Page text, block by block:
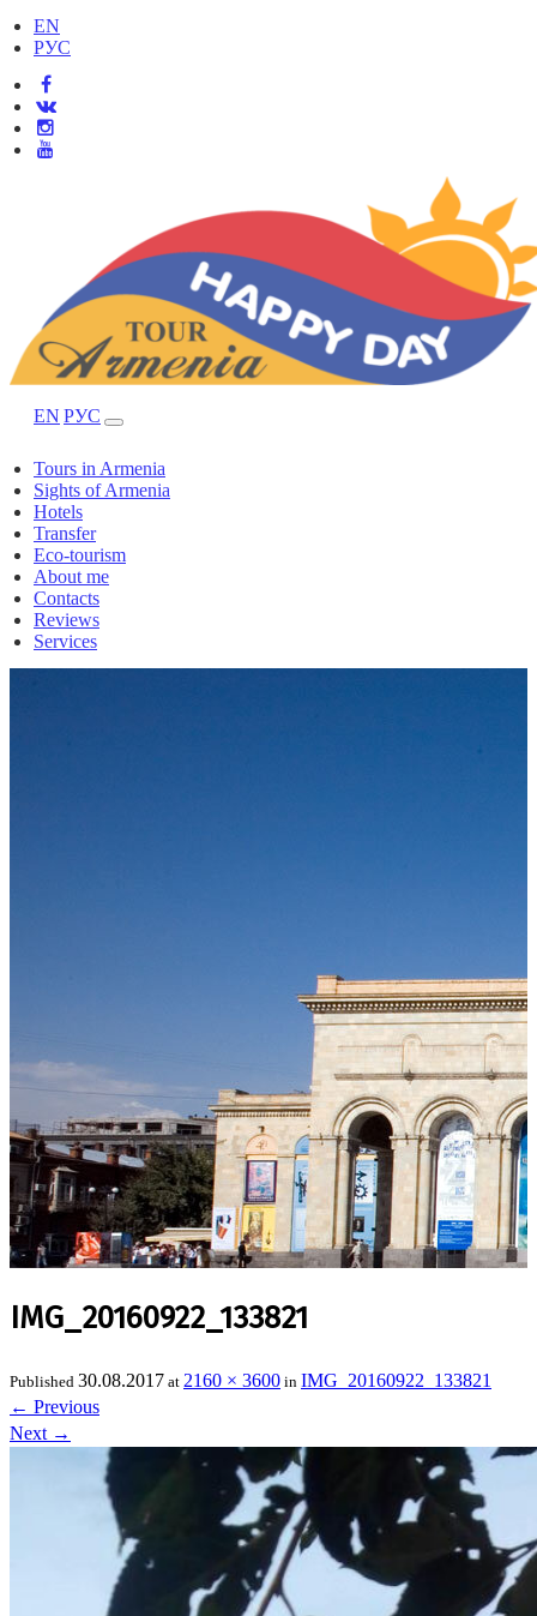
EN
РУС
EN РУС
Tours in Armenia
Sights of Armenia
Hotels
Transfer
Eco-tourism
About me
Contacts
Reviews
Services
IMG_20160922_133821
Published 30.08.2017 at 2160 × 3600 in IMG_20160922_133821
← Previous
Next →